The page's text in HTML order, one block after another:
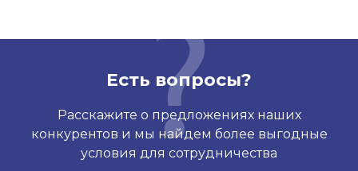
Есть вопросы?
Расскажите о предложениях наших
конкурентов и мы найдем более выгодные
условия для сотрудничества